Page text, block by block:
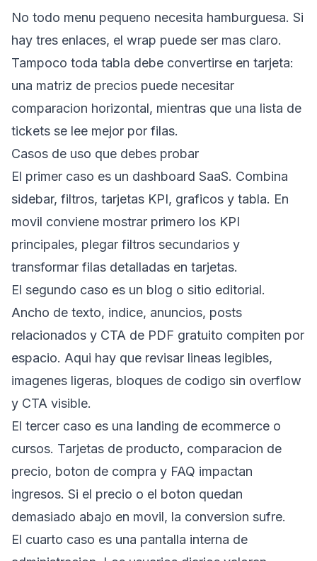
No todo menu pequeno necesita hamburguesa. Si
hay tres enlaces, el wrap puede ser mas claro.
Tampoco toda tabla debe convertirse en tarjeta:
una matriz de precios puede necesitar
comparacion horizontal, mientras que una lista de
tickets se lee mejor por filas.
Casos de uso que debes probar
El primer caso es un dashboard SaaS. Combina
sidebar, filtros, tarjetas KPI, graficos y tabla. En
movil conviene mostrar primero los KPI
principales, plegar filtros secundarios y
transformar filas detalladas en tarjetas.
El segundo caso es un blog o sitio editorial.
Ancho de texto, indice, anuncios, posts
relacionados y CTA de PDF gratuito compiten por
espacio. Aqui hay que revisar lineas legibles,
imagenes ligeras, bloques de codigo sin overflow
y CTA visible.
El tercer caso es una landing de ecommerce o
cursos. Tarjetas de producto, comparacion de
precio, boton de compra y FAQ impactan
ingresos. Si el precio o el boton quedan
demasiado abajo en movil, la conversion sufre.
El cuarto caso es una pantalla interna de